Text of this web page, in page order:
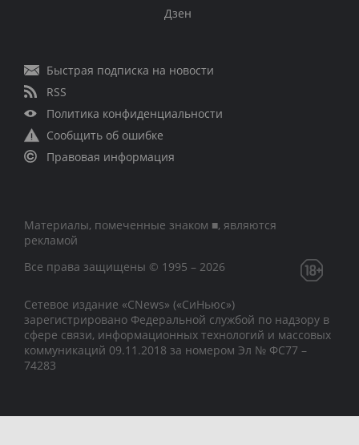
Дзен
Быстрая подписка на новости
RSS
Политика конфиденциальности
Сообщить об ошибке
Правовая информация
Материалы, помеченные знаком ■, являются
рекламой
Все права защищены © 1995 – 2026
Сетевое издание «CNews» («СиНьюс»)
зарегистрировано Федеральной службой по надзору в
сфере связи, информационных технологий и массовых
коммуникаций 09.11.2018 за номером Эл № ФС77 –
74283